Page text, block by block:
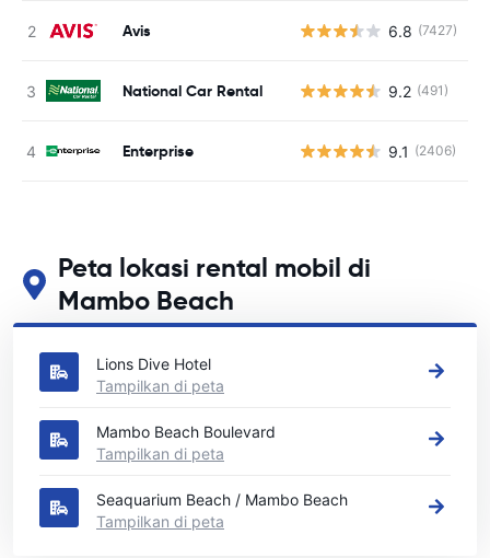
Avis 6.8 (7427)
National Car Rental 9.2 (491)
Enterprise 9.1 (2406)
Peta lokasi rental mobil di
Mambo Beach
Lihat lokasi persewaan mobil utama kami di Mambo Beach
Lions Dive Hotel
Tampilkan di peta
Mambo Beach Boulevard
Tampilkan di peta
Seaquarium Beach / Mambo Beach
Tampilkan di peta